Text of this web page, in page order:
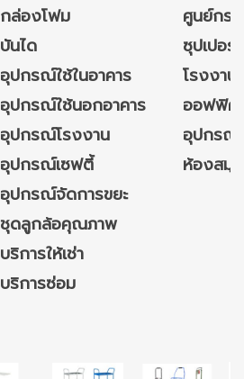
กล่องโฟม
ศูนย์กร
บันได
ซุปเปอ
อุปกรณ์ใช้ในอาคาร
โรงงา
อุปกรณ์ใช้นอกอาคาร
ออฟฟิศ/
อุปกรณ์โรงงาน
อุปกรณ์
อุปกรณ์เซฟตี้
ห้องสมุ
อุปกรณ์จัดการขยะ
ชุดลูกล้อคุณภาพ
บริการให้เช่า
บริการซ่อม